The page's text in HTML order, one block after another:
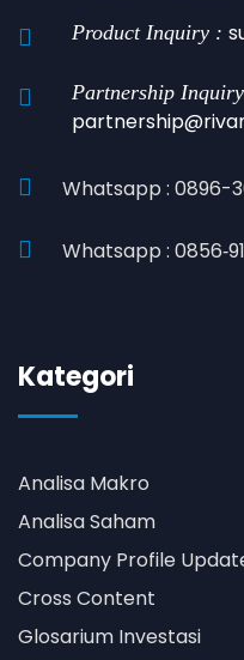
Product Inquiry :
Partnership
Whatsapp : 0896-
Whatsapp :
Kategori
Analisa Makro
Analisa Saham
Company Profile
Cross Content
Glosarium Investasi